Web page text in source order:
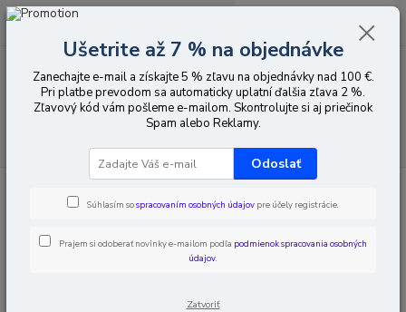
Menu
0,00 EUR
Ušetrite až 7 % na objednávke
Zanechajte e-mail a získajte 5 % zľavu na objednávky nad 100 €.
Pri platbe prevodom sa automaticky uplatní ďalšia zľava 2 %.
Zľavový kód vám pošleme e-mailom. Skontrolujte si aj priečinok
Spam alebo Reklamy.
Odoslať
Súhlasím sospracovaním osobných údajov pre účely registrácie.
Prajem si odoberať novinky e-mailom podľa podmienok spracovania osobných
údajov.
Zatvoriť